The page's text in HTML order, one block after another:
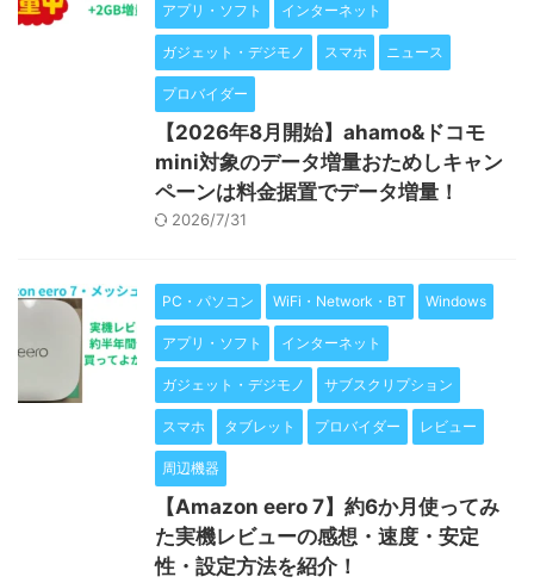
アプリ・ソフト インターネット
ガジェット・デジモノ スマホ ニュース
プロバイダー
【2026年8月開始】ahamo&ドコモ
mini対象のデータ増量おためしキャン
ペーンは料金据置でデータ増量！
2026/7/31
PC・パソコン WiFi・Network・BT Windows
アプリ・ソフト インターネット
ガジェット・デジモノ サブスクリプション
スマホ タブレット プロバイダー レビュー
周辺機器
【Amazon eero 7】約6か月使ってみ
た実機レビューの感想・速度・安定
性・設定方法を紹介！